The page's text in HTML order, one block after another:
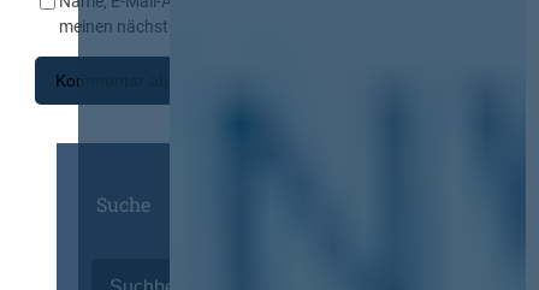
meinen nächsten Kommentar speichern.
Suche